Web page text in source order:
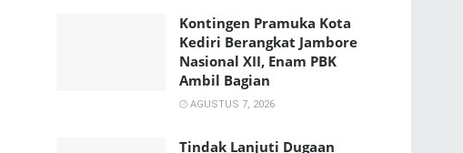
Kontingen Pramuka Kota
Kediri Berangkat Jambore
Nasional XII, Enam PBK
Ambil Bagian
AGUSTUS 7, 2026
Tindak Lanjuti Dugaan